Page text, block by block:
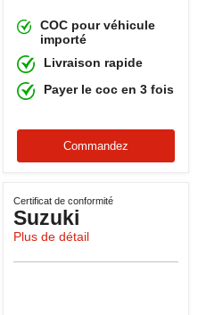
COC pour véhicule
importé
Livraison rapide
Payer le coc en 3 fois
Commandez
Certificat de conformité
Suzuki
Plus de détail